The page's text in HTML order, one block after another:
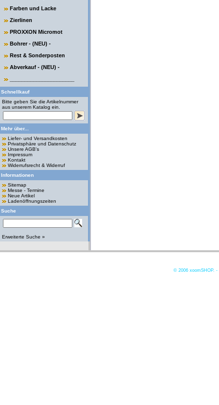
Farben und Lacke
Zierlinen
PROXXON Micromot
Bohrer - (NEU) -
Rest & Sonderposten
Abverkauf - (NEU) -
Schnellkauf
Bitte geben Sie die Artikelnummer
aus unserem Katalog ein.
Mehr über...
Liefer- und Versandkosten
Privatsphäre und Datenschutz
Unsere AGB's
Impressum
Kontakt
Widerrufsrecht & Widerruf
Informationen
Sitemap
Messe - Termine
Neue Artikel
Ladenöffnungszeiten
Suche
Erweiterte Suche »
© 2006 xoomSHOP. -